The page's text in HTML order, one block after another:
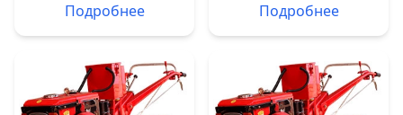
Подробнее
Подробнее